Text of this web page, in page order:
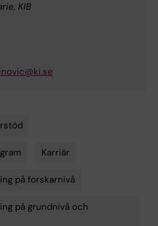
KIB
Karriär
på forskarnivå
på grundnivå och